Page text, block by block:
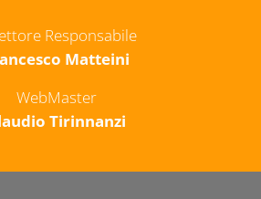
Responsabile
Matteini
WebMaster
Tirinnanzi